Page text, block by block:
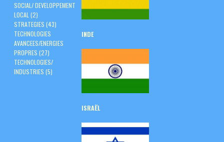
SOCIAL/ DEVELOPPEMENT
LOCAL (2)
STRATEGIES (43)
TECHNOLOGIES
AVANCEES/ENERGIES
PROPRES (27)
TECHNOLOGIES/
INDUSTRIES (5)
INDE
ISRAËL